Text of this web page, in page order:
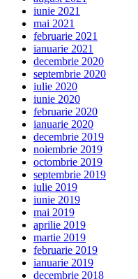
iunie 2021
mai 2021
februarie 2021
ianuarie 2021
decembrie 2020
septembrie 2020
iulie 2020
iunie 2020
februarie 2020
ianuarie 2020
decembrie 2019
noiembrie 2019
octombrie 2019
septembrie 2019
iulie 2019
iunie 2019
mai 2019
aprilie 2019
martie 2019
februarie 2019
ianuarie 2019
decembrie 2018